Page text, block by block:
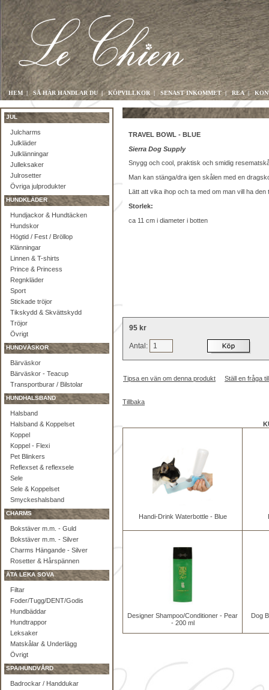
HEM | SÅ HÄR HANDLAR DU |KÖPVILLKOR | SENAST INKOMMET|REA|
JUL
Julcharms
Julkläder
Julklänningar
Julleksaker
Julrosetter
Övriga julprodukter
HUNDKLÄDER
Hundjackor & Hundtäcken
Hundskor
Högtid / Fest / Bröllop
Klänningar
Linnen & T-shirts
Prince & Princess
Regnkläder
Sport
Stickade tröjor
Tikskydd & Skvättskydd
Tröjor
Övrigt
HUNDVÄSKOR
Bärväskor
Bärväskor - Teacup
Transportburar / Bilstolar
HUNDHALSBAND
Halsband
Halsband & Koppelset
Koppel
Koppel - Flexi
Pet Blinkers
Reflexset & reflexsele
Sele
Sele & Koppelset
Smyckeshalsband
CHARMS
Bokstäver m.m. - Guld
Bokstäver m.m. - Silver
Charms Hängande - Silver
Rosetter & Hårspännen
ÄTA LEKA SOVA
Filtar
Foder/Tugg/DENT/Godis
Hundbäddar
Hundtrappor
Leksaker
Matskålar & Underlägg
Övrigt
SPA/HUNDVÅRD
Badrockar / Handdukar
TRAVEL BOWL - BLUE
Sierra Dog Supply
Snygg och cool, praktisk och smidig
Man kan stänga/dra igen skålen med en
Lätt att vika ihop och ta med om man vill ha den
Storlek:
ca 11 cm i diameter i botten
95 kr
Antal:
Tipsa en vän om denna produkt Ställ en fråga
Tillbaka
Handi-Drink Waterbottle - Blue
Designer Shampoo/Conditioner - Pear
- 200 ml
Dog